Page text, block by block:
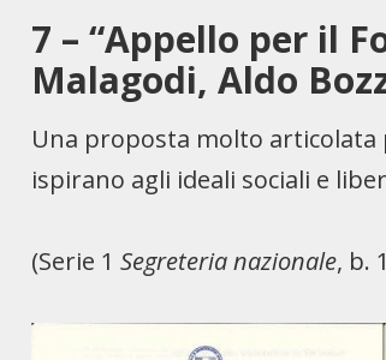
7 – “Appello per il
Malagodi, Aldo
Una proposta molto articolata
ispirano agli ideali sociali e
(Serie 1Segreteria nazionale, b.